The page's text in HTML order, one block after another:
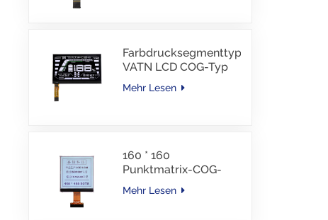
Farbdrucksegmenttyp
VATN LCD COG-Typ
LCD mit IIC-
Schnittstelle für E-
Mehr Lesen
160 * 160
Punktmatrix-COG-
LCD-Modul FSTN LCD
China Lieferant
Mehr Lesen